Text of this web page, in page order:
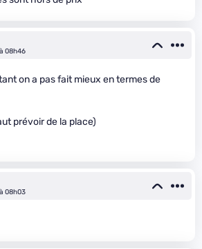
08h46
on a pas fait mieux en termes de
prévoir de la place)
08h03